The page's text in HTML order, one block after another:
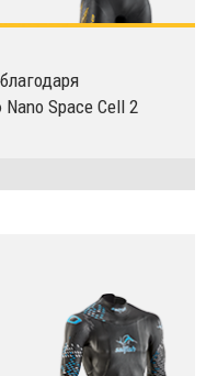
Space Cell 2